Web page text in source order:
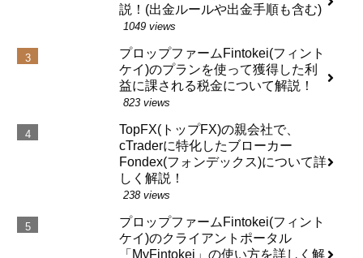
説！(出金ルールや出金手順も含む)
1049 views
プロップファームFintokei(フィント
ケイ)のプランを使って獲得した利
益に課される税金について解説！
823 views
TopFX(トップFX)の親会社で、
cTraderに特化したブローカー
Fondex(フォンデックス)について詳
しく解説！
238 views
プロップファームFintokei(フィント
ケイ)のクライアントポータル
「MyFintokei」の使い方を詳しく解